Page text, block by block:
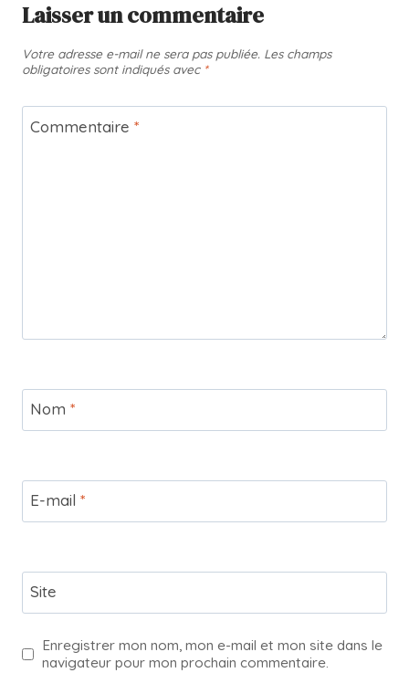
Laisser un commentaire
Votre adresse e-mail ne sera pas publiée. Les champs
obligatoires sont indiqués avec *
Commentaire *
Nom *
E-mail *
Site
Enregistrer mon nom, mon e-mail et mon site dans le
navigateur pour mon prochain commentaire.